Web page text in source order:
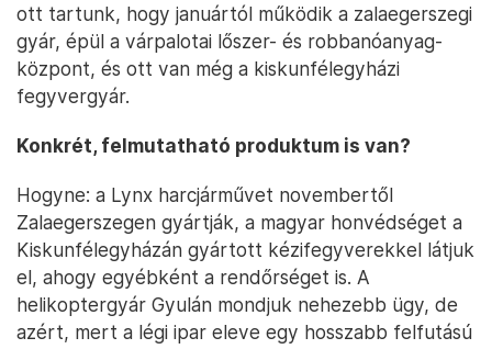
ott tartunk, hogy januártól működik a zalaegerszegi
gyár, épül a várpalotai lőszer- és robbanóanyag-
központ, és ott van még a kiskunfélegyházi
fegyvergyár.
Konkrét, felmutatható produktum is van?
Hogyne: a Lynx harcjárművet novembertől
Zalaegerszegen gyártják, a magyar honvédséget a
Kiskunfélegyházán gyártott kézifegyverekkel látjuk
el, ahogy egyébként a rendőrséget is. A
helikoptergyár Gyulán mondjuk nehezebb ügy, de
azért, mert a légi ipar eleve egy hosszabb felfutású